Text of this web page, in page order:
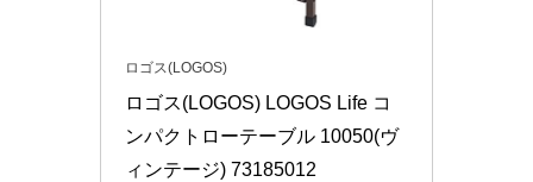
ロゴス(LOGOS)
ロゴス(LOGOS) LOGOS Life コ
ンパクトローテーブル 10050(ヴ
ィンテージ) 73185012